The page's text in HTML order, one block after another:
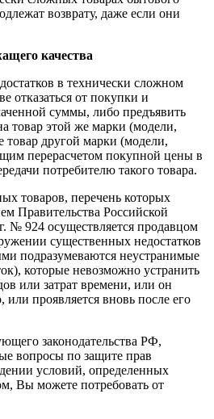
возврату, даже если они
качества
в технически сложном
отказаться от покупки и
суммы, либо предъявить
товар этой же марки (модели,
товар другой марки (модели,
перерасчетом покупной цены в
потребителю такого товара.
товаров, перечень которых
Правительства Российской
№ 924 осуществляется продавцом
существенных недостатков
подразумеваются неустранимые
которые невозможно устранить
или затрат времени, или он
или проявляется вновь после его
законодательства РФ,
вопросы по защите прав
условий, определенных
Вы можете потребовать от